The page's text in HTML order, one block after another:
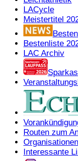
LACycle
Meistertitel
Bestenliste
LAC Archiv
Routen zum
Organisationen
Interessante